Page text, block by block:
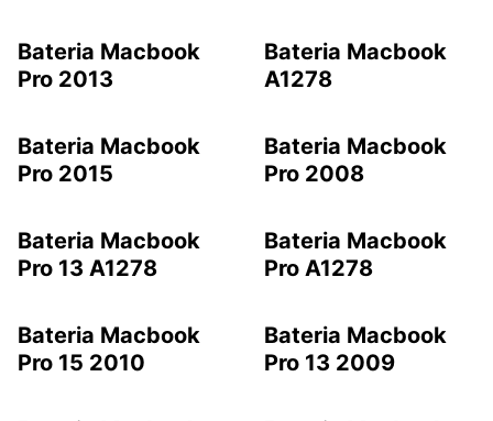
Bateria Macbook
Pro 2013
Bateria Macbook
A1278
Bateria Macbook
Pro 2015
Bateria Macbook
Pro 2008
Bateria Macbook
Pro 13 A1278
Bateria Macbook
Pro A1278
Bateria Macbook
Pro 15 2010
Bateria Macbook
Pro 13 2009